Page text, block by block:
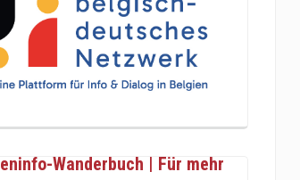
Wanderbuch | Für mehr